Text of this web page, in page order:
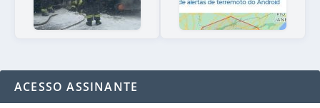
ACESSO ASSINANTE